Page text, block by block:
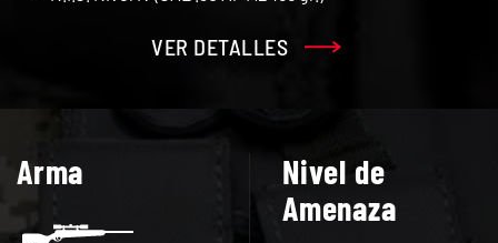
VER DETALLES
Arma
Nivel de
Amenaza